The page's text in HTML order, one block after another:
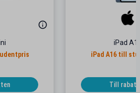
iPad
iPad A16 till
Till